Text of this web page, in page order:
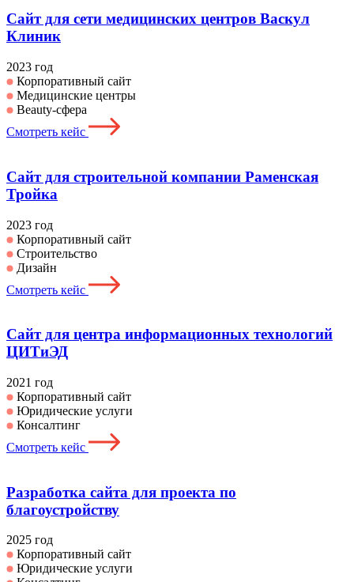
Сайт для сети медицинских центров Васкул
Клиник
2023 год
Корпоративный сайт
Медицинские центры
Beauty-сфера
Смотреть кейс
Сайт для строительной компании Раменская
Тройка
2023 год
Корпоративный сайт
Строительство
Дизайн
Смотреть кейс
Сайт для центра информационных технологий
ЦИТиЭД
2021 год
Корпоративный сайт
Юридические услуги
Консалтинг
Смотреть кейс
Разработка сайта для проекта по
благоустройству
2025 год
Корпоративный сайт
Юридические услуги